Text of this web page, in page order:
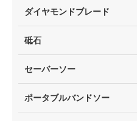
ダイヤモンドブレード
砥石
セーバーソー
ポータブルバンドソー